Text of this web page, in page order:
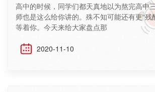
高中的时候，同学们都天真地以为熬完高中
师也是这么给你讲的。殊不知可能还有更“残
等着你。今天来给大家盘点那
2020-11-10